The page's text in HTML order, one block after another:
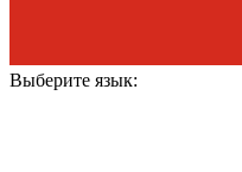
Выберите язык: